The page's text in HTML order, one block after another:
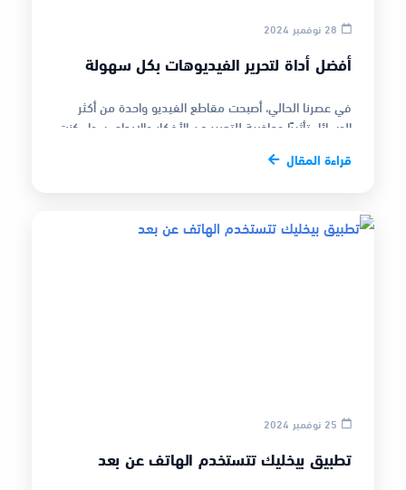
28 نوفمبر 2024
أفضل أداة لتحرير الفيديوهات بكل سهولة
في عصرنا الحالي، أصبحت مقاطع الفيديو واحدة من أكثر
الوسائل تأثيرًا وجاذبية للتعبير عن الأفكار والإبداع. سواء كنت
قراءة المقال
25 نوفمبر 2024
تطبيق بيخليك تتستخدم الهاتف عن بعد